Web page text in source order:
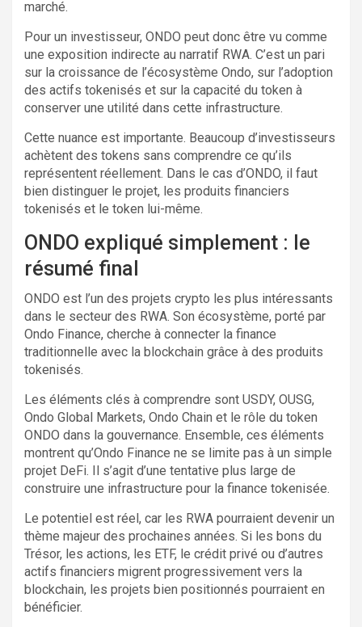
marché.
Pour un investisseur, ONDO peut donc être vu comme
une exposition indirecte au narratif RWA. C’est un pari
sur la croissance de l’écosystème Ondo, sur l’adoption
des actifs tokenisés et sur la capacité du token à
conserver une utilité dans cette infrastructure.
Cette nuance est importante. Beaucoup d’investisseurs
achètent des tokens sans comprendre ce qu’ils
représentent réellement. Dans le cas d’ONDO, il faut
bien distinguer le projet, les produits financiers
tokenisés et le token lui-même.
ONDO expliqué simplement : le
résumé final
ONDO est l’un des projets crypto les plus intéressants
dans le secteur des RWA. Son écosystème, porté par
Ondo Finance, cherche à connecter la finance
traditionnelle avec la blockchain grâce à des produits
tokenisés.
Les éléments clés à comprendre sont USDY, OUSG,
Ondo Global Markets, Ondo Chain et le rôle du token
ONDO dans la gouvernance. Ensemble, ces éléments
montrent qu’Ondo Finance ne se limite pas à un simple
projet DeFi. Il s’agit d’une tentative plus large de
construire une infrastructure pour la finance tokenisée.
Le potentiel est réel, car les RWA pourraient devenir un
thème majeur des prochaines années. Si les bons du
Trésor, les actions, les ETF, le crédit privé ou d’autres
actifs financiers migrent progressivement vers la
blockchain, les projets bien positionnés pourraient en
bénéficier.